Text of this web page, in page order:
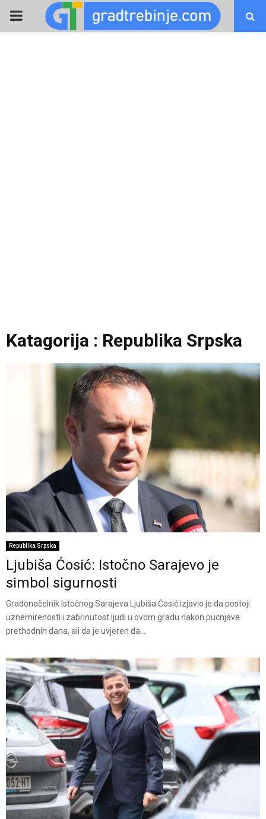
PRIMARY
Katagorija : Republika Srpska
Republika Srpska
Ljubiša Ćosić: Istočno Sarajevo je
simbol sigurnosti
Gradonačelnik Istočnog Sarajeva Ljubiša Ćosić izjavio je da postoji
uznemirenosti i zabrinutost ljudi u ovom gradu nakon pucnjave
prethodnih dana, ali da je uvjeren da...